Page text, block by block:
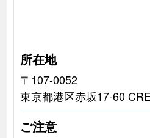
所在地
〒107-0052
東京都港区赤坂17-60
ご注意